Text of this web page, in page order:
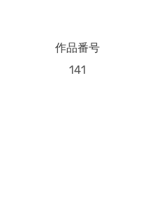
作品番号
141